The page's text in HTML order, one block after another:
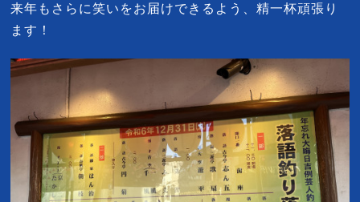
来年もさらに笑いをお届けできるよう、精一杯頑張り
ます！